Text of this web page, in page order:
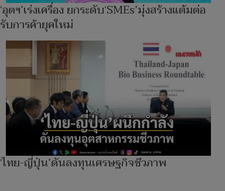
‘อุตฯ’เร่งเครื่อง ยกระดับ‘SMEs’มุ่งสร้างแต้มต่อ
รับการค้ายุคใหม่
‘ไทย-ญี่ปุ่น’ดันลงทุนเศรษฐกิจชีวภาพ